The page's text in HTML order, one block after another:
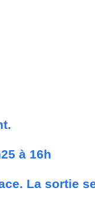
à 16h
La sortie